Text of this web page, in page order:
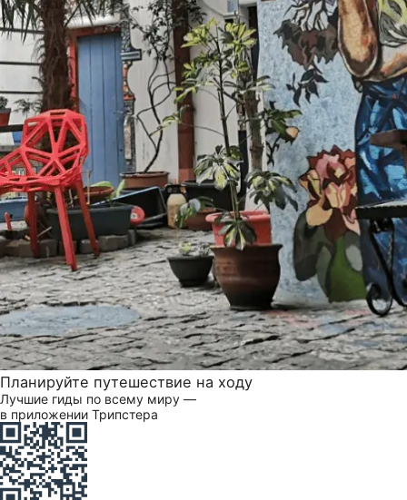
Планируйте путешествие на ходу
Лучшие гиды по всему миру —
в приложении Трипстера